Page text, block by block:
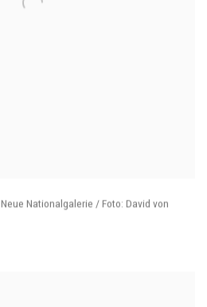
Neue Nationalgalerie / Foto: David von